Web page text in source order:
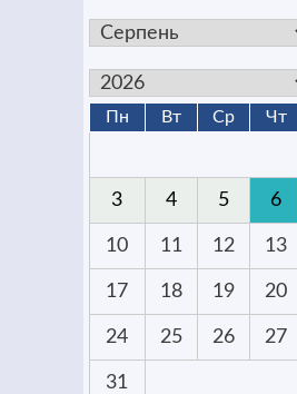
Пн Вт Ср Чт
3 4 5 6
10 11 12 13
17 18 19 20
24 25 26 27
31